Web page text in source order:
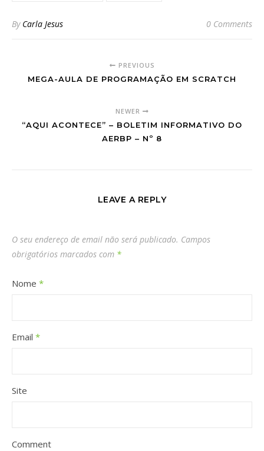
By Carla Jesus 0 Comments
PREVIOUS
MEGA-AULA DE PROGRAMAÇÃO EM SCRATCH
NEWER
“AQUI ACONTECE” – BOLETIM INFORMATIVO DO
AERBP – Nº 8
LEAVE A REPLY
O seu endereço de email não será publicado. Campos
obrigatórios marcados com *
Nome *
Email *
Site
Comment